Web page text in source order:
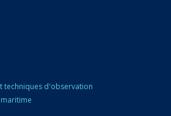
techniques d'observation